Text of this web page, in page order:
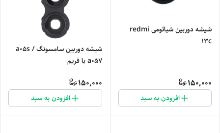
شیشه دوربین شیائومی redmi
13c
150,000
افزودن به سبد
شیشه دوربین سامسونگ a05s /
a057 با فریم
150,000
افزودن به سبد